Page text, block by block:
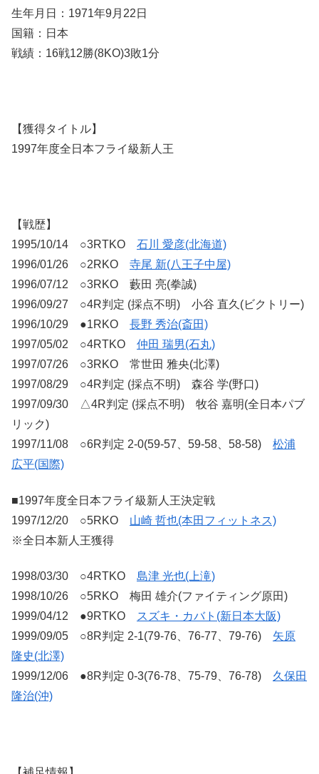
生年月日：1971年9月22日
国籍：日本
戦績：16戦12勝(8KO)3敗1分
【獲得タイトル】
1997年度全日本フライ級新人王
【戦歴】
1995/10/14 ○3RTKO 石川 愛彦(北海道)
1996/01/26 ○2RKO 寺尾 新(八王子中屋)
1996/07/12 ○3RKO 藪田 亮(拳誠)
1996/09/27 ○4R判定 (採点不明) 小谷 直久(ビクトリー)
1996/10/29 ●1RKO 長野 秀治(斎田)
1997/05/02 ○4RTKO 仲田 瑞男(石丸)
1997/07/26 ○3RKO 常世田 雅央(北澤)
1997/08/29 ○4R判定 (採点不明) 森谷 学(野口)
1997/09/30 △4R判定 (採点不明) 牧谷 嘉明(全日本パブ
リック)
1997/11/08 ○6R判定 2-0(59-57、59-58、58-58) 松浦
広平(国際)
■1997年度全日本フライ級新人王決定戦
1997/12/20 ○5RKO 山崎 哲也(本田フィットネス)
※全日本新人王獲得
1998/03/30 ○4RTKO 島津 光也(上滝)
1998/10/26 ○5RKO 梅田 雄介(ファイティング原田)
1999/04/12 ●9RTKO
スズキ・カバト(新日本大阪)
1999/09/05 ○8R判定 2-1(79-76、76-77、79-76) 矢原
隆史(北澤)
1999/12/06 ●8R判定 0-3(76-78、75-79、76-78) 久保田
隆治(沖)